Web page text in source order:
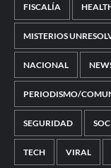
FISCALÍA
MISTERIOS
NACIONAL
PERIODISMO/
SEGURIDAD
TECH VIRAL